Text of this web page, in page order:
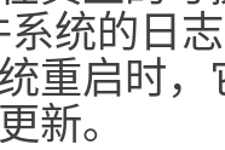
统的日
重启时
新。